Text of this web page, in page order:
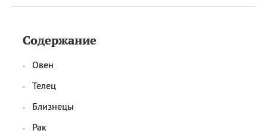
Содержание
Овен
Телец
Близнецы
Рак